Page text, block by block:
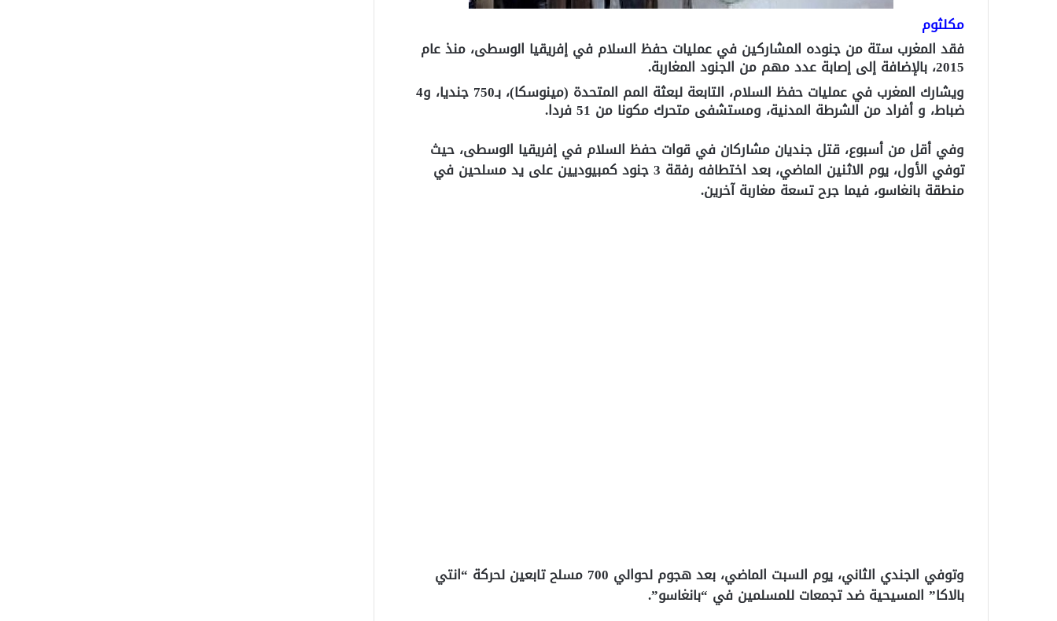
مكلثوم
فقد المغرب ستة من جنوده المشاركين في عمليات حفظ السلام في إفريقيا الوسطى، منذ عام
2015، بالإضافة إلى إصابة عدد مهم من الجنود المغاربة.
ويشارك المغرب في عمليات حفظ السلام، التابعة لبعثة المم المتحدة (مينوسكا)، بـ750 جنديا، و4
ضباط، و أفراد من الشرطة المدنية، ومستشفى متحرك مكونا من 51 فردا.
وفي أقل من أسبوع، قتل جنديان مشاركان في قوات حفظ السلام في إفريقيا الوسطى، حيث
توفي الأول، يوم الاثنين الماضي، بعد اختطافه رفقة 3 جنود كمبيوديين على يد مسلحين في
منطقة بانغاسو، فيما جرح تسعة مغاربة آخرين.
وتوفي الجندي الثاني، يوم السبت الماضي، بعد هجوم لحوالي 700 مسلح تابعين لحركة “انتي
بالاكا” المسيحية ضد تجمعات للمسلمين في “بانغاسو”.